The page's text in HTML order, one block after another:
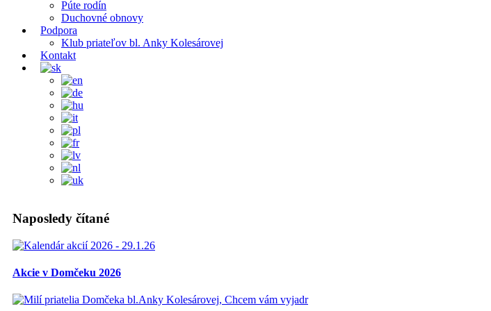
Púte rodín
Duchovné obnovy
Podpora
Klub priateľov bl. Anky Kolesárovej
Kontakt
Naposledy čítané
Akcie v Domčeku 2026